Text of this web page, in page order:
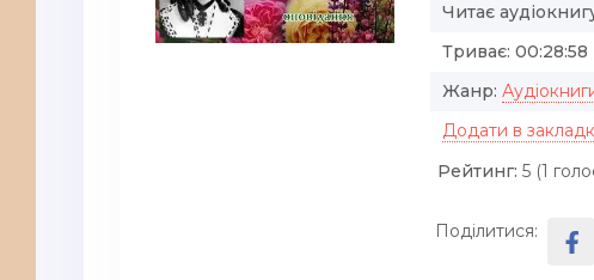
Читає
Триває: 00:28:58
Жанр:
Додати в
Рейтинг: 5 (1
Поділитися: